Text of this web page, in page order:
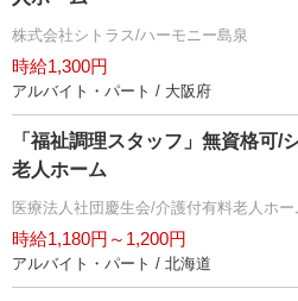
株式会社シトラス/ハーモニー島泉
時給1,300円
アルバイト・パート / 大阪府
「福祉調理スタッフ」無資格可/
老人ホーム
医療法人社団慶生会/介護付有料老人ホ
時給1,180円～1,200円
アルバイト・パート / 北海道